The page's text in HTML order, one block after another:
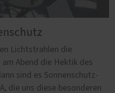
Lichtstrahlen die
Abend die Hektik des
sind es Sonnenschutz-
die uns diese besonderen